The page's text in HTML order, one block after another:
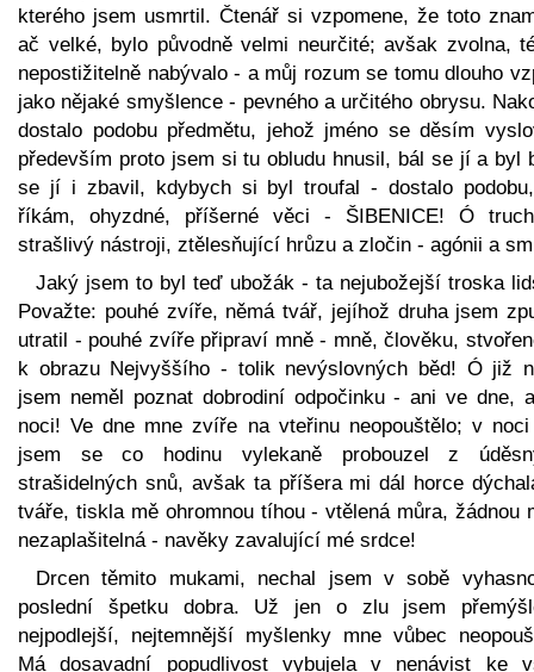
kterého jsem usmrtil. Čtenář si vzpomene, že toto
ač velké, bylo původně velmi neurčité; avšak zvolna,
nepostižitelně nabývalo - a můj rozum se tomu dlouho
jako nějaké smyšlence - pevného a určitého obrysu.
dostalo podobu předmětu, jehož jméno se děsím
především proto jsem si tu obludu hnusil, bál se jí a byl
se jí i zbavil, kdybych si byl troufal - dostalo
říkám, ohyzdné, příšerné věci - ŠIBENICE! Ó
strašlivý nástroji, ztělesňující hrůzu a zločin - agónii a
Jaký jsem to byl teď ubožák - ta nejubožejší troska
Považte: pouhé zvíře, němá tvář, jejíhož druha jsem
utratil - pouhé zvíře připraví mně - mně, člověku,
k obrazu Nejvyššího - tolik nevýslovných běd! Ó již
jsem neměl poznat dobrodiní odpočinku - ani ve dne,
noci! Ve dne mne zvíře na vteřinu neopouštělo; v
jsem se co hodinu vylekaně probouzel z
strašidelných snů, avšak ta příšera mi dál horce
tváře, tiskla mě ohromnou tíhou - vtělená můra, žádnou
nezaplašitelná - navěky zavalující mé srdce!
Drcen těmito mukami, nechal jsem v sobě
poslední špetku dobra. Už jen o zlu jsem
nejpodlejší, nejtemnější myšlenky mne vůbec
Má dosavadní popudlivost vybujela v nenávist ke